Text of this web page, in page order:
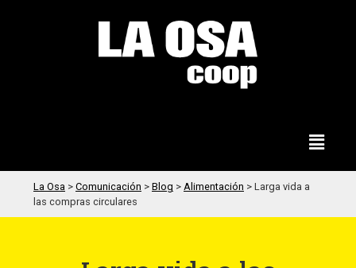
La Osa > Comunicación > Blog > Alimentación > Larga vida a
las compras circulares